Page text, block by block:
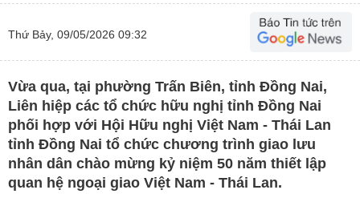
Thứ Bảy, 09/05/2026 09:32
Vừa qua, tại phường Trấn Biên, tỉnh Đồng Nai,
Liên hiệp các tổ chức hữu nghị tỉnh Đồng Nai
phối hợp với Hội Hữu nghị Việt Nam - Thái Lan
tỉnh Đồng Nai tổ chức chương trình giao lưu
nhân dân chào mừng kỷ niệm 50 năm thiết lập
quan hệ ngoại giao Việt Nam - Thái Lan.